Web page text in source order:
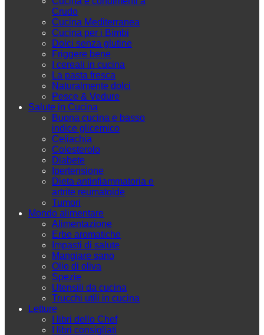
Crudo
Cucina Mediterranea
Cucina per i Bimbi
Dolci senza glutine
Friggere bene
I cereali in cucina
La pasta fresca
Naturalmente dolci
Pesce & Vedure
Salute in Cucina
Buona cucina e basso
indice glicemico
Celiachia
Colesterolo
Diabete
Ipertensione
Dieta antinfiammatoria e
artrite reumatoide
Tumori
Mondo alimentare
Alimentazione
Erbe aromatiche
Impasti di salute
Mangiare sano
Olio di oliva
Spezie
Utensili da cucina
Trucchi utili in cucina
Letture
I libri dello Chef
I libri consigliati